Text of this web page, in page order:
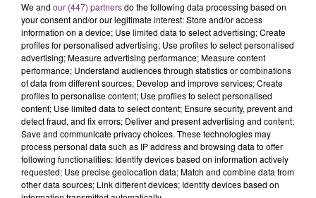
La Bulle - Guinguette éphémère
de Frelinghien !
We and our (447) partnersdo the following data processing based on
your consent and/or our legitimate interest: Store and/or access
information on a device; Use limited data to select advertising; Create
profiles for personalised advertising; Use profiles to select personalised
advertising; Measure advertising performance; Measure content
performance; Understand audiences through statistics or combinations
of data from different sources; Develop and improve services; Create
profiles to personalise content; Use profiles to select personalised
content; Use limited data to select content; Ensure security, prevent and
detect fraud, and fix errors; Deliver and present advertising and content;
Save and communicate privacy choices. These technologies may
process personal data such as IP address and browsing data to offer
following functionalities: Identify devices based on information actively
requested; Use precise geolocation data; Match and combine data from
other data sources; Link different devices; Identify devices based on